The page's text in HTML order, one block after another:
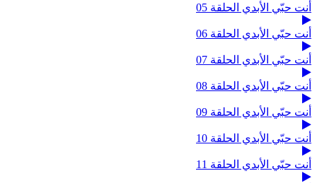
أنت حبّي الأبدي الحلقة 05
أنت حبّي الأبدي الحلقة 06
أنت حبّي الأبدي الحلقة 07
أنت حبّي الأبدي الحلقة 08
أنت حبّي الأبدي الحلقة 09
أنت حبّي الأبدي الحلقة 10
أنت حبّي الأبدي الحلقة 11